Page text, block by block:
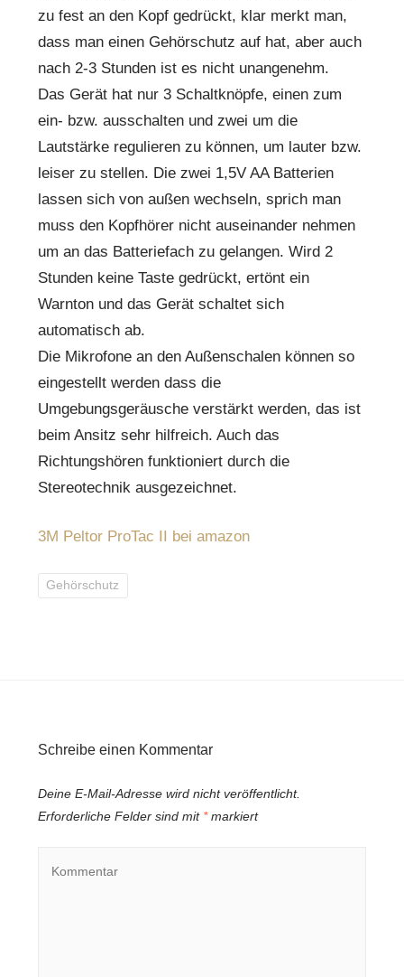
zu fest an den Kopf gedrückt, klar merkt man,
dass man einen Gehörschutz auf hat, aber auch
nach 2-3 Stunden ist es nicht unangenehm.
Das Gerät hat nur 3 Schaltknöpfe, einen zum
ein- bzw. ausschalten und zwei um die
Lautstärke regulieren zu können, um lauter bzw.
leiser zu stellen. Die zwei 1,5V AA Batterien
lassen sich von außen wechseln, sprich man
muss den Kopfhörer nicht auseinander nehmen
um an das Batteriefach zu gelangen. Wird 2
Stunden keine Taste gedrückt, ertönt ein
Warnton und das Gerät schaltet sich
automatisch ab.
Die Mikrofone an den Außenschalen können so
eingestellt werden dass die
Umgebungsgeräusche verstärkt werden, das ist
beim Ansitz sehr hilfreich. Auch das
Richtungshören funktioniert durch die
Stereotechnik ausgezeichnet.
3M Peltor ProTac II bei amazon
Gehörschutz
Schreibe einen Kommentar
Deine E-Mail-Adresse wird nicht veröffentlicht.
Erforderliche Felder sind mit *markiert